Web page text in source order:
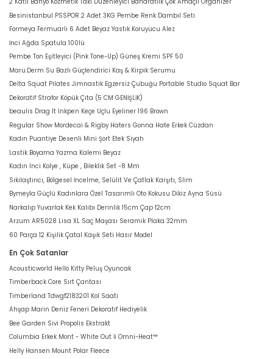
2 Katlı Banyo Kozmetik Takı Düzenleyici Baharatlık Çok Amaçlı Organizer
Besinistanbul PSSPOR 2 Adet 3KG Pembe Renk Dambıl Seti
Formeya Fermuarlı 6 Adet Beyaz Yastık Koruyucu Alez
İnci Ağda Spatula 100lü
Pembe Ton Eşitleyici (Pink Tone-Up) Güneş Kremi SPF 50
Maru.Derm Su Bazlı Güçlendirici Kaş & Kirpik Serumu
Delta Squat Pilates Jimnastik Egzersiz Çubuğu Portable Studio Squat Bar
Dekoratif Strafor Köpük Çıta (5 CM GENİŞLİK)
beaulis Drag It Inkpen Keçe Uçlu Eyeliner 196 Brown
Regular Show Mordecai & Rigby Haters Gonna Hate Erkek Cüzdan
Kadın Puantiye Desenli Mini Şort Etek Siyah
Lastik Boyama Yazma Kalemi Beyaz
Kadın Inci Kolye , Küpe , Bileklik Set -8 Mm
Sıkılaştırıcı, Bölgesel İncelme, Selülit Ve Çatlak Karşıtı, Slim
Bymeyla Güçlü Kadınlara Özel Tasarımlı Oto Kokusu Dikiz Ayna Süsü
Narkalıp Yuvarlak Kek Kalıbı Derinlik 15cm Çap 12cm
Arzum AR5028 Lisa XL Saç Maşası Seramik Plaka 32mm
60 Parça 12 Kişilik Çatal Kaşık Seti Hasır Model
En Çok Satanlar
Acousticworld Hello Kitty Peluş Oyuncak
Timberback Core Sırt Çantası
Timberland Tdwgf2183201 Kol Saati
Ahşap Marin Deniz Feneri Dekoratif Hediyelik
Bee Garden Sivi Propolis Ekstrakt
Columbia Erkek Mont - White Out İi Omni-Heat™
Helly Hansen Mount Polar Fleece